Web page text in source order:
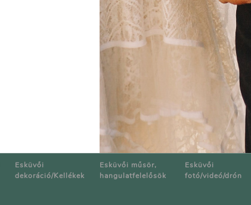
Médiaajánlat
Esküvői
dekoráció/Kellékek
Esküvői műsör,
hangulatfelelősök
Esküvői
fotó/videó/drón